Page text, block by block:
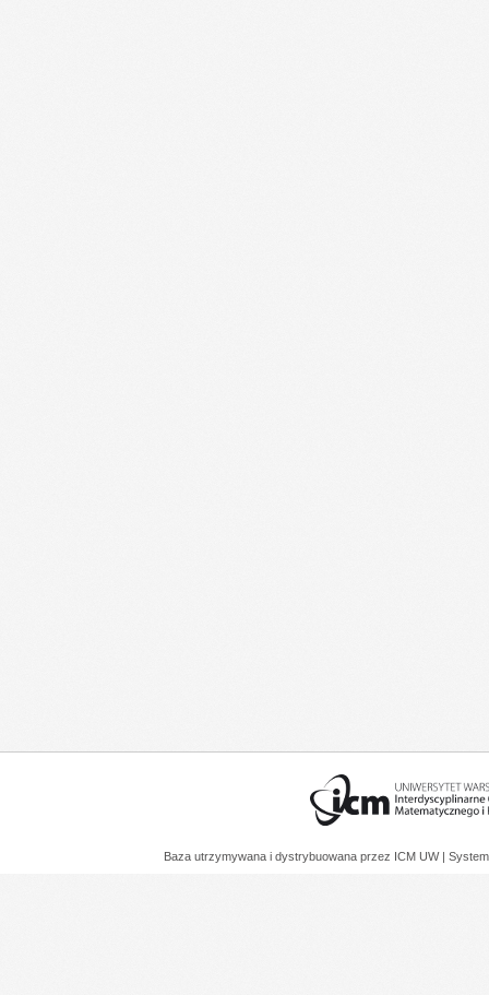
Baza utrzymywana i dystrybuowana przez ICM UW |